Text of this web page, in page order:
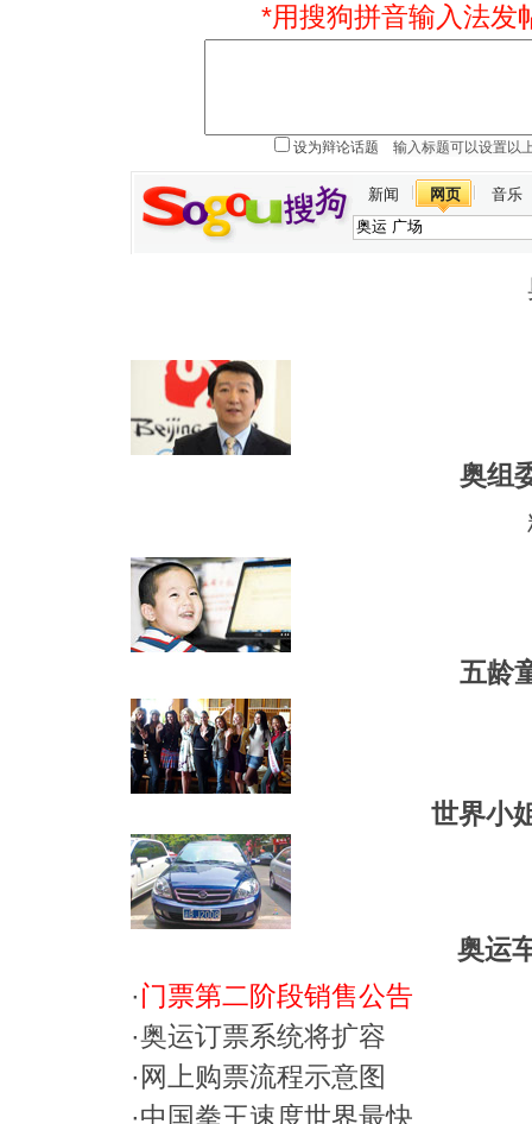
*用搜狗拼音输入法发
设为辩论话题
新闻 网页 音乐
奥组
五龄
世界小
奥运
·门票第二阶段销售公告
·奥运订票系统将扩容
·网上购票流程示意图
·中国拳王速度世界最快